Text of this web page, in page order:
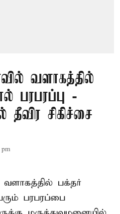
வளாகத்தில்
பரபரப்பு -
சிகிச்சை
வளாகத்தில் பக்தர்
பரபரப்பை